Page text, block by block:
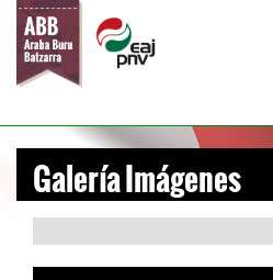
Galería Imágenes